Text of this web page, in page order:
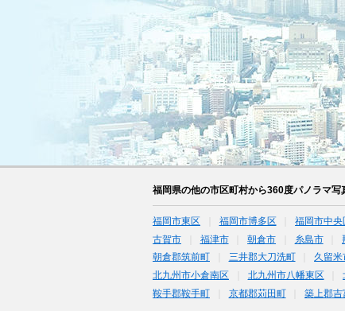
福岡県の他の市区町村から360度パノラマ写
福岡市東区 福岡市博多区 福岡市中央
古賀市
福津市 朝倉市 糸島市
朝倉郡筑前町
三井郡大刀洗町 久留米
北九州市小倉南区
北九州市八幡東区
鞍手郡鞍手町
京都郡苅田町 築上郡吉